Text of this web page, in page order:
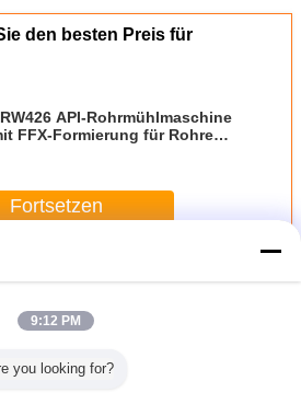
den besten Preis für
API-Rohrmühlmaschine
FFX-Formierung für Rohre
Fortsetzen
9:12 PM
you looking for?